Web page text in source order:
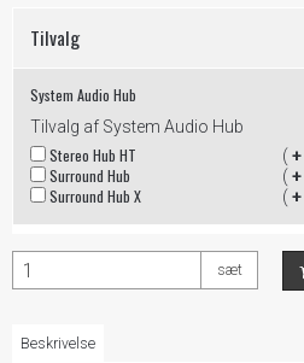
Tilvalg
System Audio Hub
Tilvalg af System Audio Hub
Stereo Hub HT ( +
Surround Hub ( +
Surround Hub X ( +
sæt
Beskrivelse